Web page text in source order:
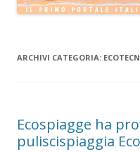
ARCHIVI CATEGORIA:
Ecospiagge ha
puliscispiaggia